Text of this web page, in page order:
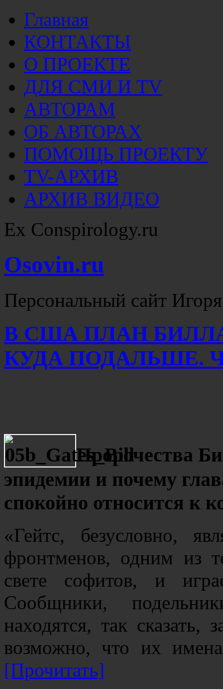
Главная
КОНТАКТЫ
О ПРОЕКТЕ
ДЛЯ СМИ И TV
АВТОРАМ
ОБ АВТОРАХ
ПОМОЩЬ ПРОЕКТУ
TV-АРХИВ
АРХИВ ВИДЕО
Ex Conspirology.ru
Osovin.ru
Персональный сайт
В США ПЛАН
КУДА ПОДАЛЬШЕ.
Пророчества
эпидемии и почему
спокойно относится к
«Гейтс, безусловно,
фронтменов, одним из
свете софитов, и
Сообщники,
находятся, так
возможно, что их
[Прочитать]